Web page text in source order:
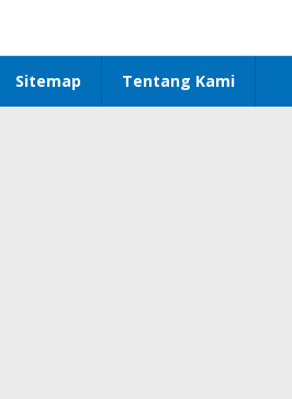
Sitemap Tentang Kami